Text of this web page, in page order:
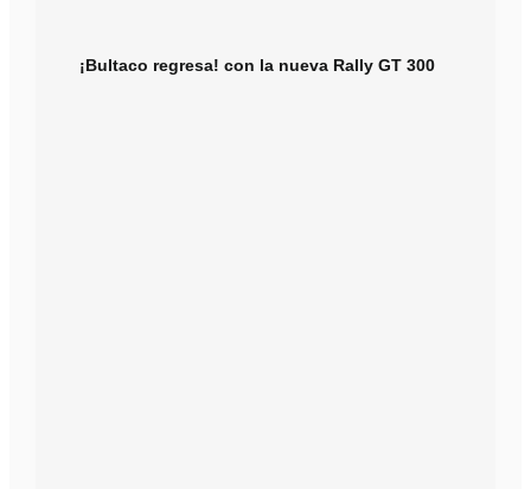
¡Bultaco regresa! con la nueva Rally GT 300